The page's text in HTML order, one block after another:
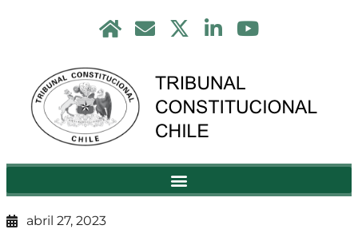
abril 27, 2023